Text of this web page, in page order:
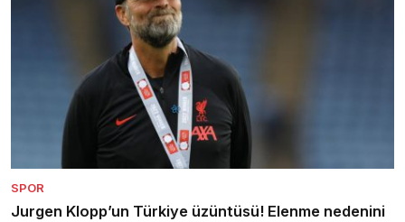
SPOR
Jurgen Klopp’un Türkiye üzüntüsü! Elenme nedenini